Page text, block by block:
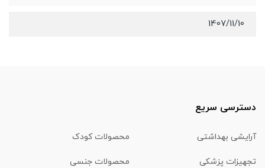
1407/11/10
دسترسی سریع
آرایشی بهداشتی محصولات کودک
تجهیزات پزشکی محصولات جنسی